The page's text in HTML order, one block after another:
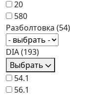
20
580
Разболтовка (54)
DIA(193)
Выбрать
54.1
56.1